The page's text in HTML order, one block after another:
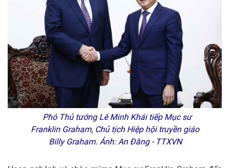
Phó Thủ tướng Lê Minh Khái tiếp Mục sư
Franklin Graham, Chủ tịch Hiệp hội truyền giáo
Billy Graham. Ảnh: An Đăng - TTXVN